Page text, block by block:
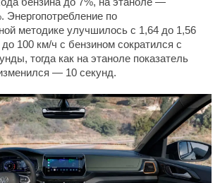
Энергопотребление по
методике улучшилось с 1,64 до 1,56
100 км/ч с бензином сократился с
тогда как на этаноле показатель
— 10 секунд.